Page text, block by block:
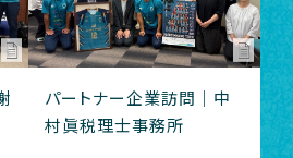
パートナー企業訪問｜中
村眞税理士事務所